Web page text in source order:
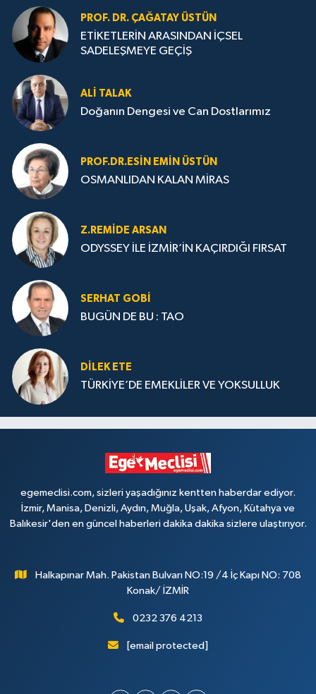
PROF. DR. ÇAĞATAY ÜSTÜN
ETİKETLERİN ARASINDAN İÇSEL
SADELEŞMEYE GEÇİŞ
ALI TALAK
Doğanın Dengesi ve Can Dostlarımız
PROF.DR.ESIN EMIN ÜSTÜN
OSMANLIDAN KALAN MİRAS
Z.REMIDE ARSAN
ODYSSEY İLE İZMİR’İN KAÇIRDIĞI FIRSAT
SERHAT GOBİ
BUGÜN DE BU : TAO
DILEK ETE
TÜRKİYE’DE EMEKLİLER VE YOKSULLUK
egemeclisi.com, sizleri yaşadığınız kentten haberdar ediyor.
İzmir, Manisa, Denizli, Aydın, Muğla, Uşak, Afyon, Kütahya ve
Balıkesir'den en güncel haberleri dakika dakika sizlere ulaştırıyor.
Halkapınar Mah. Pakistan Bulvarı NO:19 /4 İç Kapı NO: 708
Konak/ İZMİR
0232 376 4213
[email protected]